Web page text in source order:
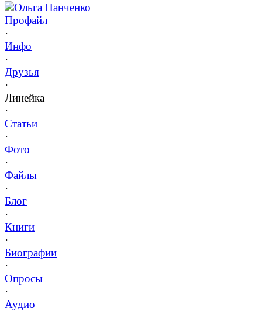
Ольга Панченко
Профайл
·
Инфо
·
Друзья
·
Линейка
·
Статьи
·
Фото
·
Файлы
·
Блог
·
Книги
·
Биографии
·
Опросы
·
Аудио